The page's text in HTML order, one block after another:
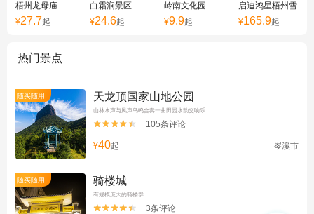
梧州龙母庙
¥27.7起
白霜涧景区
¥24.6起
岭南文化园
¥9.9起
启迪鸿星梧州雪立方冰雪世界
¥165.9起
热门景点
随买随用 天龙顶国家山地公园
山林水声与风声鸟鸣合奏一曲田园水韵交响乐

 105条评论
¥40起 岑溪市
随买随用 骑楼城
有规模庞大的骑楼群

 3条评论